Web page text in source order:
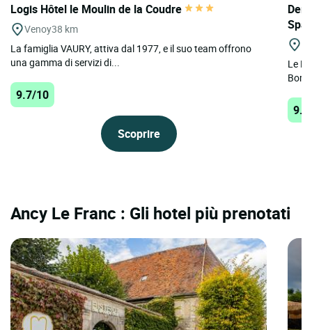
Logis Hôtel le Moulin de la Coudre
Venoy38 km
La famiglia VAURY, attiva dal 1977, e il suo team offrono
una gamma di servizi di...
9.7/10
Scoprire
Spa
Le
Ancy Le Franc : Gli hotel più prenotati